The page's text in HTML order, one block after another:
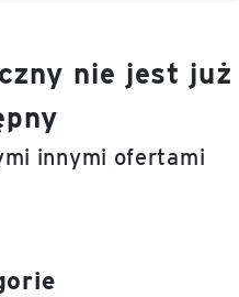
nie jest już
innymi ofertami